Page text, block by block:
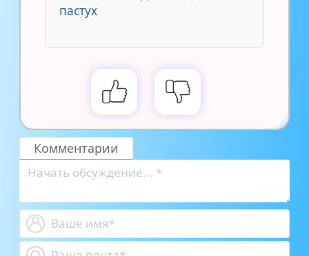
пастух
Комментарии